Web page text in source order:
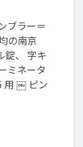
ブラー＝
の南京
錠、 字キ
ミネータ
用 ￼ ピン